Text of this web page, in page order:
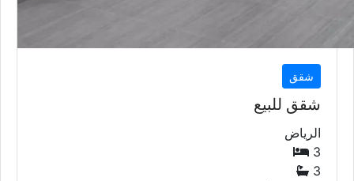
شقق
شقق للبيع
الرياض
3
3